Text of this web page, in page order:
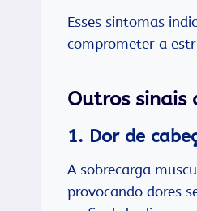
Esses sintomas
comprometer a
Outros
1. Dor de
A sobrecarga
provocando dores